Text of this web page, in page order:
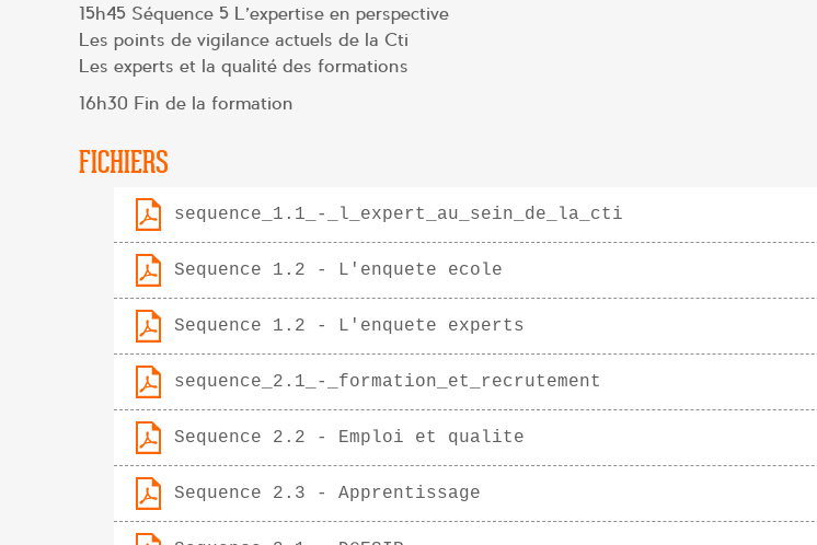
15h45 Séquence 5 L’expertise en perspective
Les points de vigilance actuels de la Cti
Les experts et la qualité des formations
16h30 Fin de la formation
FICHIERS
sequence_1.1_-_l_expert_au_sein_de_la_cti
Sequence 1.2 - L'enquete ecole
Sequence 1.2 - L'enquete experts
sequence_2.1_-_formation_et_recrutement
Sequence 2.2 - Emploi et qualite
Sequence 2.3 - Apprentissage